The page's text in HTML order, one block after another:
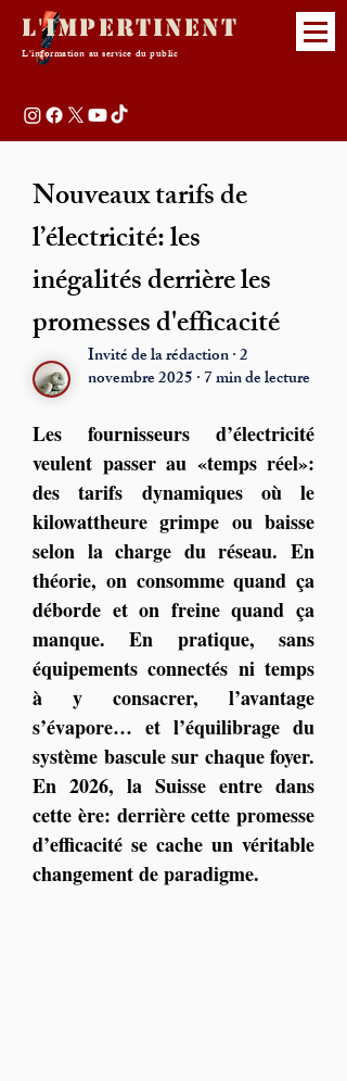
L'Impertinent
L'information au service du public
Nouveaux tarifs de
l’électricité: les
inégalités derrière les
promesses d'efficacité
Invité de la rédaction · 2
novembre 2025 · 7 min de lecture
Les fournisseurs d’électricité
veulent passer au «temps réel»:
des tarifs dynamiques où le
kilowattheure grimpe ou baisse
selon la charge du réseau. En
théorie, on consomme quand ça
déborde et on freine quand ça
manque. En pratique, sans
équipements connectés ni temps
à y consacrer, l’avantage
s’évapore… et l’équilibrage du
système bascule sur chaque foyer.
En 2026, la Suisse entre dans
cette ère: derrière cette promesse
d’efficacité se cache un véritable
changement de paradigme.